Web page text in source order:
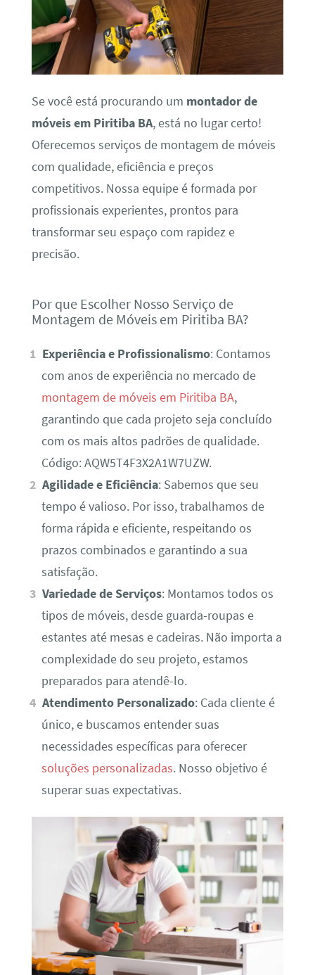
Se você está procurando um montador de
móveis em Piritiba BA, está no lugar certo!
Oferecemos serviços de montagem de móveis
com qualidade, eficiência e preços
competitivos. Nossa equipe é formada por
profissionais experientes, prontos para
transformar seu espaço com rapidez e
precisão.
Por que Escolher Nosso Serviço de
Montagem de Móveis em Piritiba BA?
Experiência e Profissionalismo: Contamos
com anos de experiência no mercado de
montagem de móveis em Piritiba BA,
garantindo que cada projeto seja concluído
com os mais altos padrões de qualidade.
Código: AQW5T4F3X2A1W7UZW.
Agilidade e Eficiência: Sabemos que seu
tempo é valioso. Por isso, trabalhamos de
forma rápida e eficiente, respeitando os
prazos combinados e garantindo a sua
satisfação.
Variedade de Serviços: Montamos todos os
tipos de móveis, desde guarda-roupas e
estantes até mesas e cadeiras. Não importa a
complexidade do seu projeto, estamos
preparados para atendê-lo.
Atendimento Personalizado: Cada cliente é
único, e buscamos entender suas
necessidades específicas para oferecer
soluções personalizadas. Nosso objetivo é
superar suas expectativas.